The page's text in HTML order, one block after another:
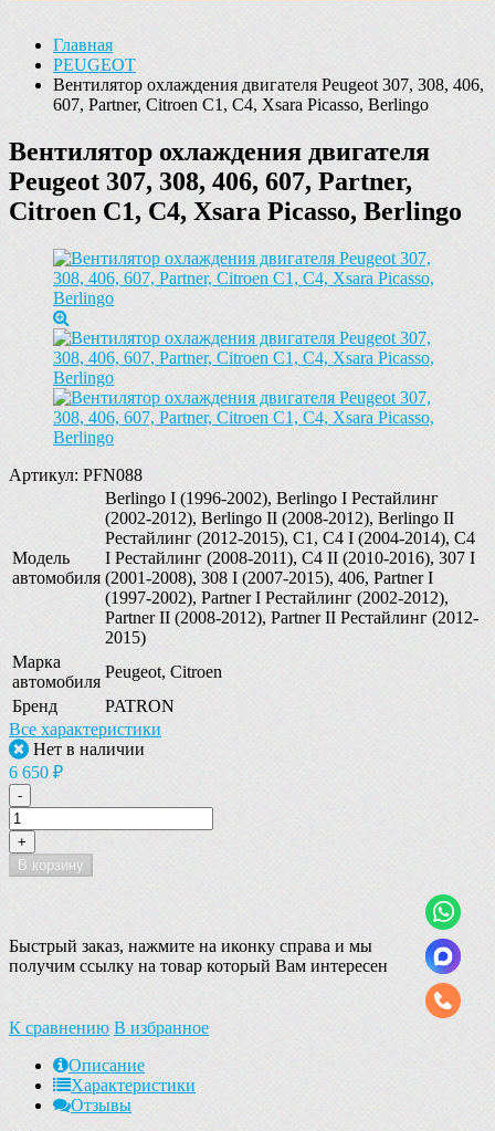
Главная
PEUGEOT
Вентилятор охлаждения двигателя Peugeot 307, 308, 406,
607, Partner, Citroen С1, C4, Xsara Picasso, Berlingo
Вентилятор охлаждения двигателя
Peugeot 307, 308, 406, 607, Partner,
Citroen С1, C4, Xsara Picasso, Berlingo
Артикул: PFN088
Модель
автомобиля
Berlingo I (1996-2002), Berlingo I Рестайлинг
(2002-2012), Berlingo II (2008-2012), Berlingo II
Рестайлинг (2012-2015), C1, C4 I (2004-2014), C4
I Рестайлинг (2008-2011), C4 II (2010-2016), 307 I
(2001-2008), 308 I (2007-2015), 406, Partner I
(1997-2002), Partner I Рестайлинг (2002-2012),
Partner II (2008-2012), Partner II Рестайлинг (2012-
2015)
Марка
автомобиля
Peugeot, Citroen
Бренд
PATRON
Все характеристики
Нет в наличии
6 650 ₽
-
+
В корзину
Быстрый заказ, нажмите на иконку справа и мы
получим ссылку на товар который Вам интересен
К сравнению В избранное
Описание
Характеристики
Отзывы